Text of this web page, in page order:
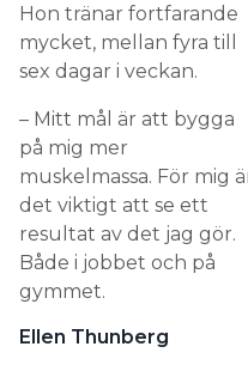
Hon tränar fortfarande
mycket, mellan fyra till
sex dagar i veckan.
– Mitt mål är att bygga
på mig mer
muskelmassa. För mig
det viktigt att se ett
resultat av det jag gör.
Både i jobbet och på
gymmet.
Ellen Thunberg